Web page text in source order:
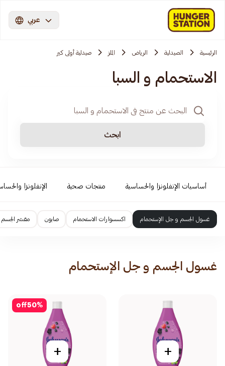
عربي
الرئيسية الصيدلية الرياض الملز صيدلية أولى كير
الاستحمام و السبا
ابحث
أساسيات الإنفلونزا والحساسية منتجات صحية الإنفلونزا
غسول الجسم و جل الإستحمام اكسسوارات الاستحمام صابون مقشر الجسم
غسول الجسم و جل الإستحمام
+
50%
off
+